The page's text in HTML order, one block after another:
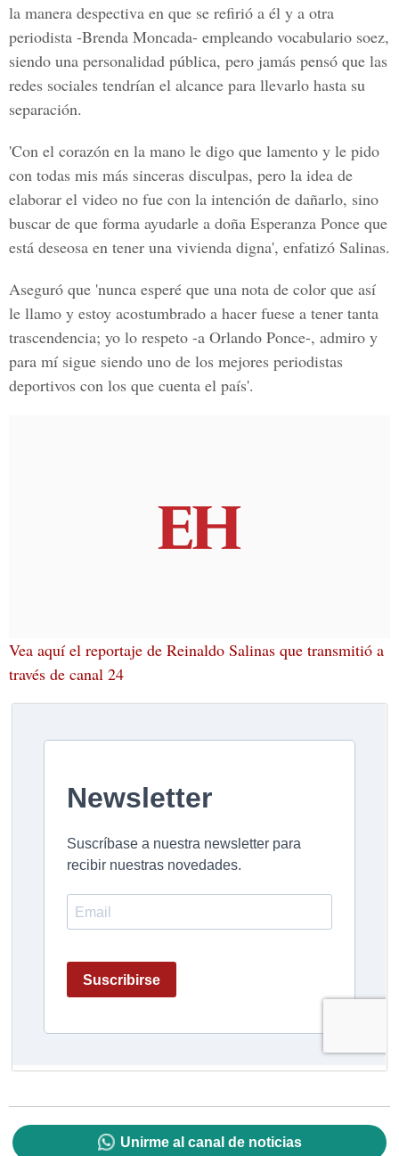
la manera despectiva en que se refirió a él y a otra
periodista -Brenda Moncada- empleando vocabulario soez,
siendo una personalidad pública, pero jamás pensó que las
redes sociales tendrían el alcance para llevarlo hasta su
separación.
'Con el corazón en la mano le digo que lamento y le pido
con todas mis más sinceras disculpas, pero la idea de
elaborar el video no fue con la intención de dañarlo, sino
buscar de que forma ayudarle a doña Esperanza Ponce que
está deseosa en tener una vivienda digna', enfatizó Salinas.
Aseguró que 'nunca esperé que una nota de color que así
le llamo y estoy acostumbrado a hacer fuese a tener tanta
trascendencia; yo lo respeto -a Orlando Ponce-, admiro y
para mí sigue siendo uno de los mejores periodistas
deportivos con los que cuenta el país'.
Vea aquí el reportaje de Reinaldo Salinas que transmitió a
través de canal 24
Unirme al canal de noticias